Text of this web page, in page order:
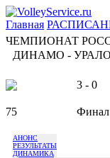
Главная
ЧЕМПИОНАТ
ДИНАМО -
3 - 0
75
АНОНС
РЕЗУЛЬТАТЫ
ДИНАМИКА